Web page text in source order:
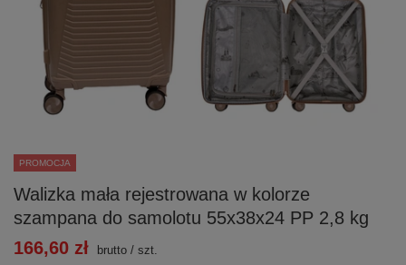
PROMOCJA
Walizka mała rejestrowana w kolorze
szampana do samolotu 55x38x24 PP 2,8 kg
166,60 zł
brutto / szt.